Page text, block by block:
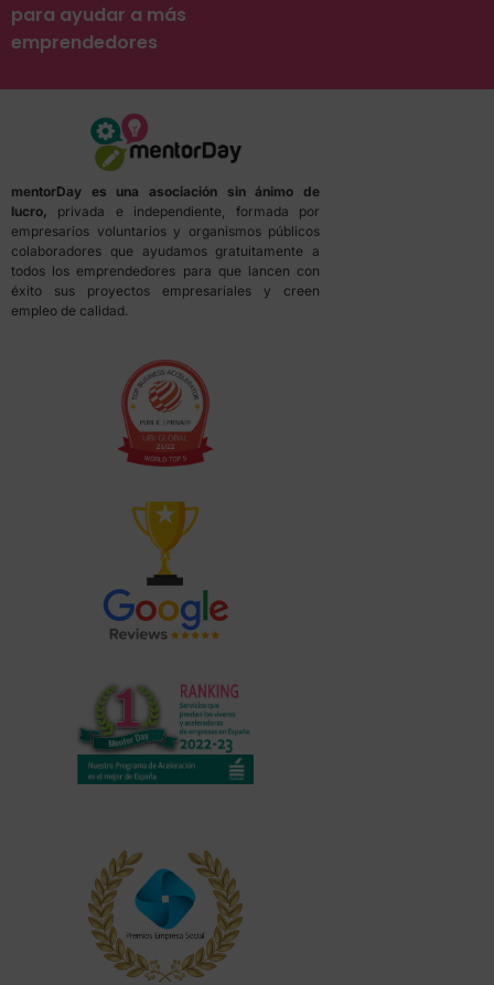
para ayudar a más
emprendedores
mentorDay es una asociación sin ánimo de
lucro, privada e independiente, formada por
empresarios voluntarios y organismos públicos
colaboradores que ayudamos gratuitamente a
todos los emprendedores para que lancen con
éxito sus proyectos empresariales y creen
empleo de calidad.